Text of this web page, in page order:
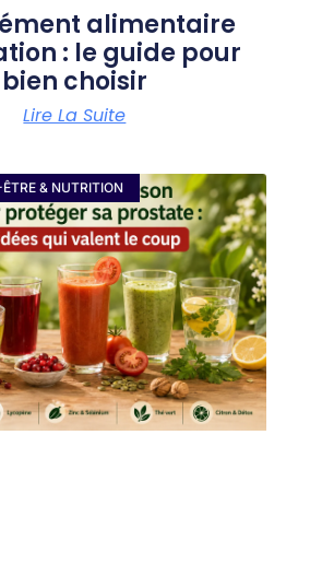
alimentaire
: le guide pour
bien choisir
Lire La Suite
& NUTRITION